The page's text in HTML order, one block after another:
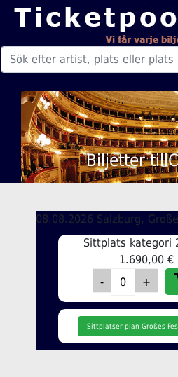
Biljetter
08.08.2026 Salzburg,
Sittplats kategori
1.690,00 €
Sittplatser plan Großes